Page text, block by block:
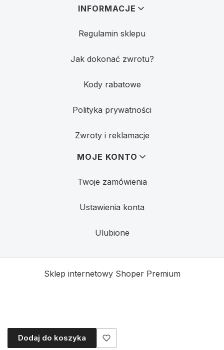
INFORMACJE
Regulamin sklepu
Jak dokonać zwrotu?
Kody rabatowe
Polityka prywatności
Zwroty i reklamacje
MOJE KONTO
Twoje zamówienia
Ustawienia konta
Ulubione
Sklep internetowy Shoper Premium
Dodaj do koszyka